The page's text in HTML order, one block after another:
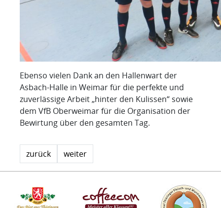
Ebenso vielen Dank an den Hallenwart der
Asbach-Halle in Weimar für die perfekte und
zuverlässige Arbeit „hinter den Kulissen“ sowie
dem VfB Oberweimar für die Organisation der
Bewirtung über den gesamten Tag.
zurück weiter